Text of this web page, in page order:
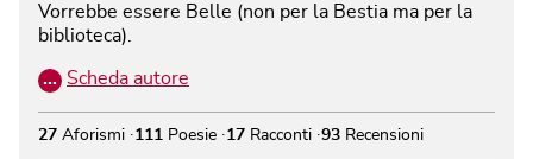
Vorrebbe essere Belle (non per la Bestia ma per la
biblioteca).
… Scheda autore
27 Aforismi 111 Poesie 17 Racconti 93 Recensioni